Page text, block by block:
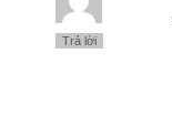
Trả lời